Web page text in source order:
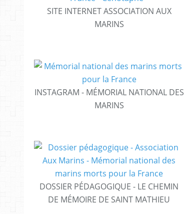
SITE INTERNET ASSOCIATION AUX
MARINS
INSTAGRAM - MÉMORIAL NATIONAL DES
MARINS
DOSSIER PÉDAGOGIQUE - LE CHEMIN
DE MÉMOIRE DE SAINT MATHIEU